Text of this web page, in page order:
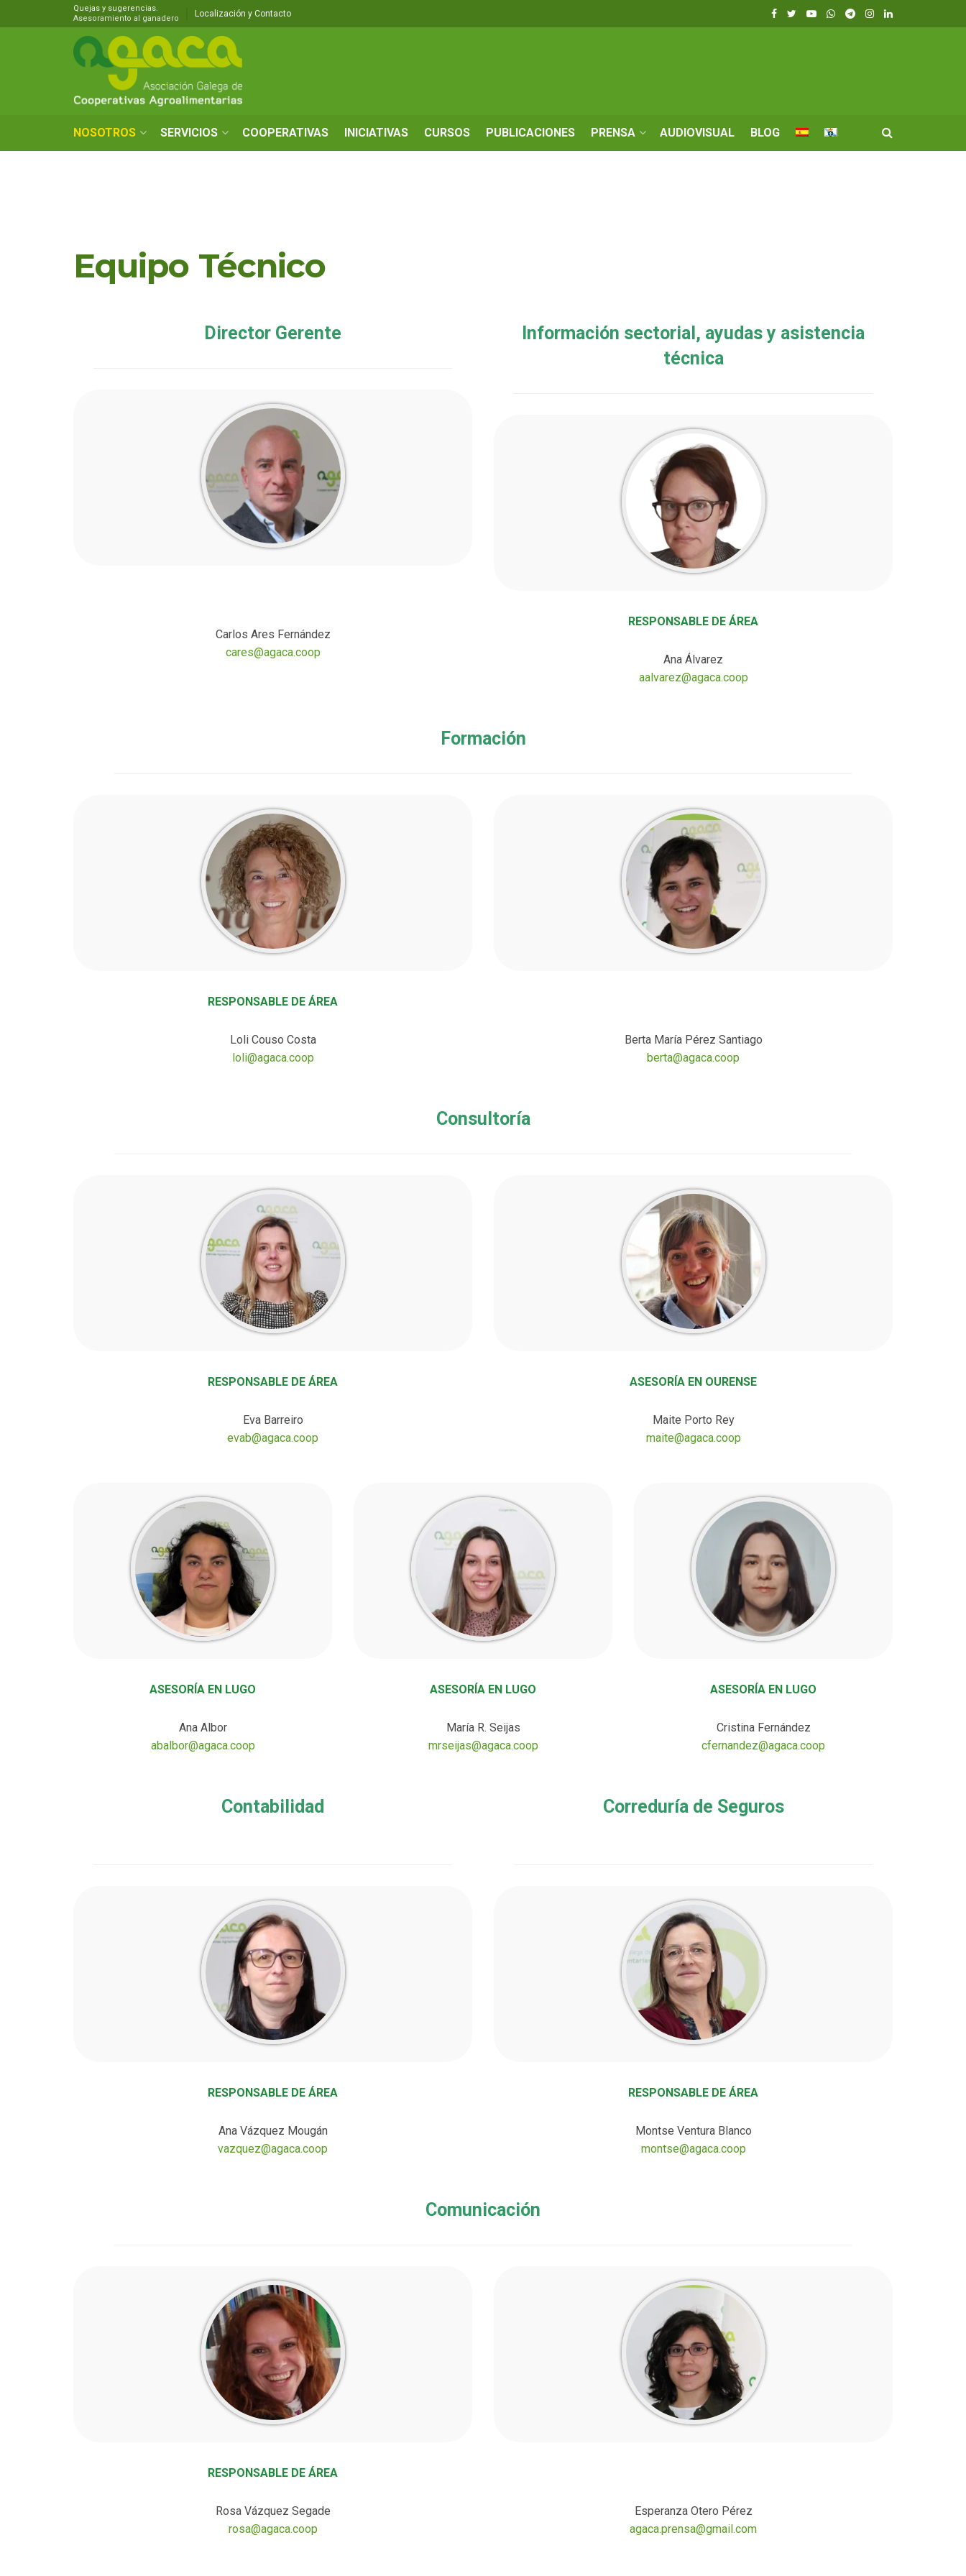
Quejas y sugerencias.
Asesoramiento al ganadero
Localización y Contacto
NOSOTROS SERVICIOS COOPERATIVAS INICIATIVAS CURSOS PUBLICACIONES PRENSA AUDIOVISUAL BLOG
Equipo Técnico
Director Gerente
Carlos Ares Fernández
cares@agaca.coop
Información sectorial, ayudas y asistencia
técnica
RESPONSABLE DE ÁREA
Ana Álvarez
aalvarez@agaca.coop
Formación
RESPONSABLE DE ÁREA
Loli Couso Costa
loli@agaca.coop
Berta María Pérez Santiago
berta@agaca.coop
Consultoría
RESPONSABLE DE ÁREA
Eva Barreiro
evab@agaca.coop
ASESORÍA EN OURENSE
Maite Porto Rey
maite@agaca.coop
ASESORÍA EN LUGO
Ana Albor
abalbor@agaca.coop
ASESORÍA EN LUGO
María R. Seijas
mrseijas@agaca.coop
ASESORÍA EN LUGO
Cristina Fernández
cfernandez@agaca.coop
Contabilidad
RESPONSABLE DE ÁREA
Ana Vázquez Mougán
vazquez@agaca.coop
Correduría de Seguros
RESPONSABLE DE ÁREA
Montse Ventura Blanco
montse@agaca.coop
Comunicación
RESPONSABLE DE ÁREA
Rosa Vázquez Segade
rosa@agaca.coop
Esperanza Otero Pérez
agaca.prensa@gmail.com